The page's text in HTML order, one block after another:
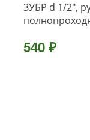
ЗУБР d 1/2″,
540 ₽